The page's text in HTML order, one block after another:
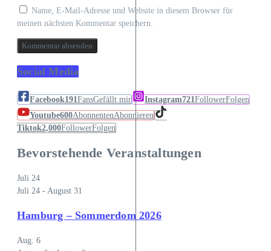
Name, E-Mail-Adresse und Website in diesem Browser für
meinen nächsten Kommentar speichern.
Social Media
Facebook191 FansGefällt mir Instagram721 FollowerFolgen
Youtube600AbonnentenAbonnieren
Tiktok2,000FollowerFolgen
Bevorstehende Veranstaltungen
Juli 24
Juli 24 - August 31
Hamburg – Sommerdom 2026
Aug. 6